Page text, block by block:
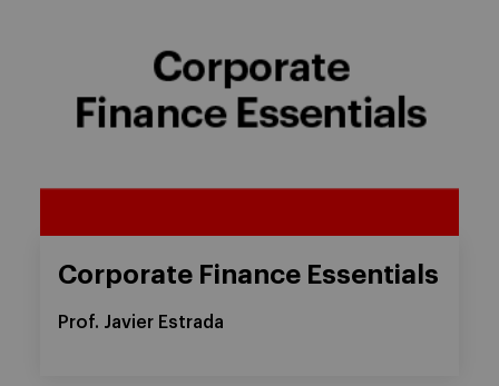
Corporate Finance Essentials
Prof. Javier Estrada